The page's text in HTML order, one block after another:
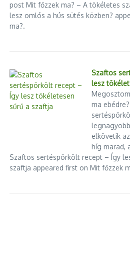
post Mit főzzek ma? – A tökéletes
lesz omlós a hús sütés közben?
ma?.
Szaftos
lesz
ma
elkövetik
híg marad,
Szaftos sertéspörkölt recept – Így
szaftja appeared first on Mit főzzek